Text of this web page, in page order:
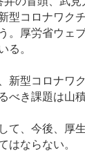
型コロナワク
。厚労省ウェ
る。
新型コロナワ
べき課題は山
て、今後、厚
はならない。